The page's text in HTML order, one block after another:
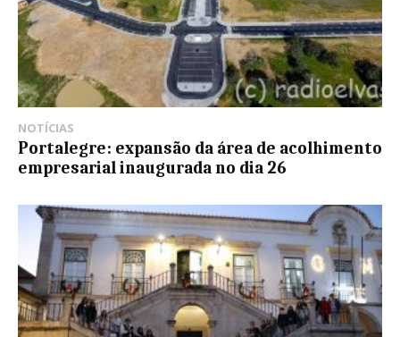
NOTÍCIAS
Portalegre: expansão da área de acolhimento
empresarial inaugurada no dia 26